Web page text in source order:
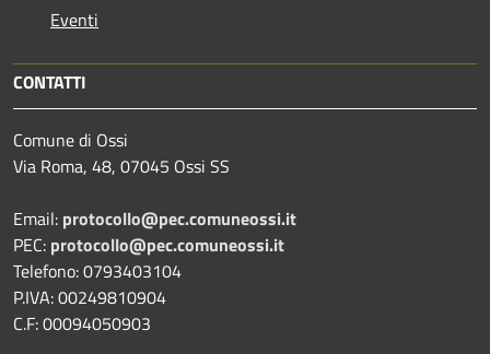
Eventi
CONTATTI
Comune di Ossi
Via Roma, 48, 07045 Ossi SS
Email: protocollo@pec.comuneossi.it
PEC: protocollo@pec.comuneossi.it
Telefono: 0793403104
P.IVA: 00249810904
C.F: 00094050903